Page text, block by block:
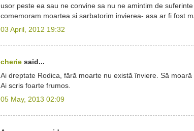
usor peste ea sau ne convine sa nu ne amintim de
comemoram moartea si sarbatorim invierea- asa ar fi fost
03 April, 2012 19:32
cherie said...
Ai dreptate Rodica, fără moarte nu există înviere. Să
Ai scris foarte frumos.
05 May, 2013 02:09